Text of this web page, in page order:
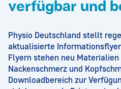
verfügbar und
Physio Deutschland stellt
aktualisierte
Flyern stehen neu
Nackenschmerz und
Downloadbereich zur